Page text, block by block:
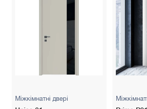
Міжкімнатні двері